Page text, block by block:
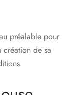
préalable pour
création de sa